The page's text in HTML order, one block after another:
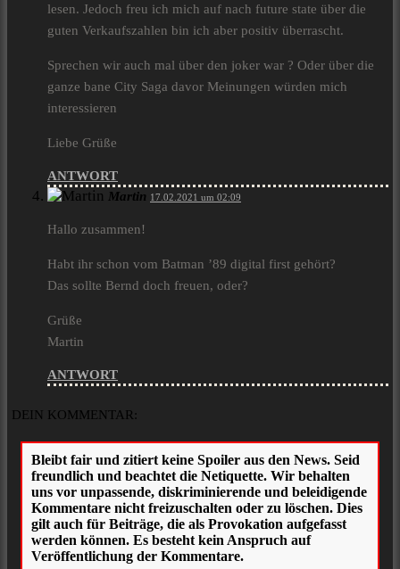
lesen. Jedoch freu ich mich auf nach future state über die
guten Verkaufszahlen bin ich aber positiv überrascht.
Sprechen wir auch mal über den joker war ? Oder über die
ganze bane City Saga davor Meinungen würden mich
interessieren
Liebe Grüße
ANTWORT
Martin 17.02.2021 um 02:09
Hallo zusammen!
Habt ihr schon vom Batman ’89 digital first gehört?
Das sollte Bernd doch freuen, oder?
Grüße
Martin
ANTWORT
DEIN KOMMENTAR: